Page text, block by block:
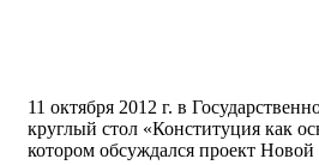
11 октября 2012 г. в
круглый стол «Конституция как
котором обсуждался проект